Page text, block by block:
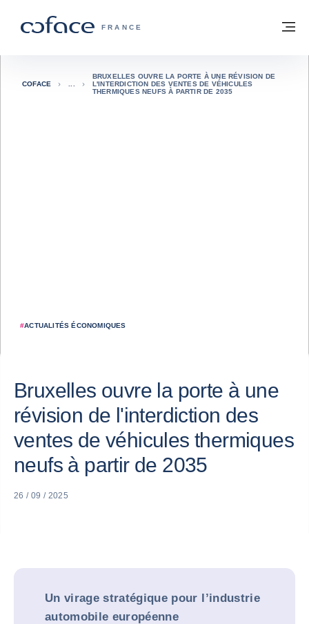
COFACE, FOR TRADE - PAGE
FRANCE
Retour à la page d'accueil
#ACTUALITÉS ÉCONOMIQUES
COFACE
BRUXELLES OUVRE LA PORTE À UNE RÉVISION DE
L'INTERDICTION DES VENTES DE VÉHICULES
THERMIQUES NEUFS À PARTIR DE 2035
Bruxelles ouvre la porte à une
révision de l'interdiction des
ventes de véhicules thermiques
neufs à partir de 2035
26 / 09 / 2025
Un virage stratégique pour l’industrie
automobile européenne